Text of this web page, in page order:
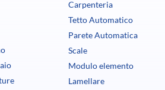
Carpenteria
Tetto Automatico
Parete Automatica
Scale
Modulo elemento
Lamellare